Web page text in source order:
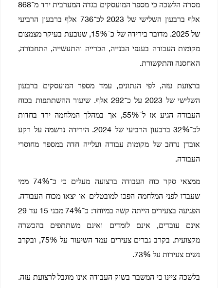
מסרה הלשכה כי מספר המועסקים בגדה המערבית ירד מ־868
אלף ברבעון השלישי של 2023 לכ־736 אלף ברבעון הרביעי
של 2025. מדובר בירידה של כ־15%, שנובעת בעיקר מצמצום
מקומות העבודה בענפי הבנייה, הכרייה והתעשייה, התחבורה,
האחסנה והתקשורת.
ברצועת עזה, לפי הנתונים, עמד מספר המועסקים ברבעון
השלישי של 2023 על כ־292 אלף. שיעור ההשתתפות בכוח
העבודה הגיע אז ל־55%, אך במהלך המלחמה ירד בחדות
לכ־32% ברבעון הרביעי של 2024. הירידה נרשמה על רקע
אובדן נרחב של מקומות עבודה ועלייה חדה במספר מחוסרי
העבודה.
ממצאי סקר כוח העבודה ברצועה מעלים כי כ־74% ממי
שעבדו לפני המלחמה הפכו למובטלים או יצאו מכוח העבודה.
הפגיעה בצעירים הייתה קשה במיוחד: כ־74% מבני 15 עד 29
אינם עובדים, אינם לומדים ואינם משתתפים בהכשרה
מקצועית. בקרב גברים צעירים עמד השיעור על 75%, ובקרב
נשים צעירות על 73%.
בלשכה ציינו כי המשבר בשוק העבודה אינו מוגבל לרצועת עזה.